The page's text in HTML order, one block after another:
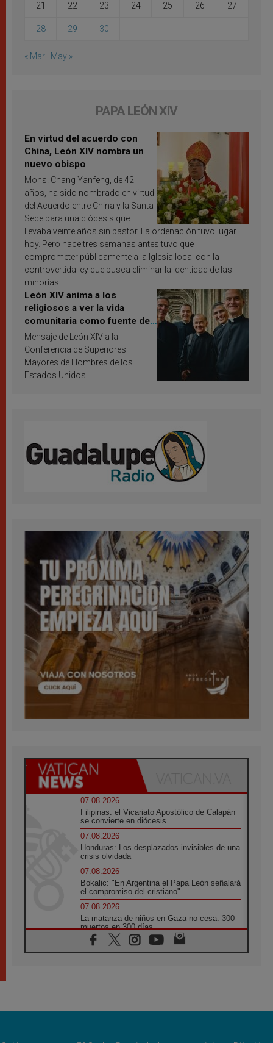
21 22 23 24 25 26 27
28 29 30
« Mar May »
PAPA LEÓN XIV
En virtud del acuerdo con
China, León XIV nombra un
nuevo obispo
Mons. Chang Yanfeng, de 42
años, ha sido nombrado en virtud
del Acuerdo entre China y la Santa
Sede para una diócesis que
llevaba veinte años sin pastor. La ordenación tuvo lugar
hoy. Pero hace tres semanas antes tuvo que
comprometer públicamente a la Iglesia local con la
controvertida ley que busca eliminar la identidad de las
minorías.
León XIV anima a los
religiosos a ver la vida
comunitaria como fuente de
inspiración y santificación
Mensaje de León XIV a la
Conferencia de Superiores
Mayores de Hombres de los
Estados Unidos
07.08.2026
Filipinas: el Vicariato Apostólico de Calapán
se convierte en diócesis
07.08.2026
Honduras: Los desplazados invisibles de una
crisis olvidada
07.08.2026
Bokalic: "En Argentina el Papa León señalará
el compromiso del cristiano"
07.08.2026
La matanza de niños en Gaza no cesa: 300
muertos en 300 días
07.08.2026
Tagle: La guerra desfigura el mundo, solo la